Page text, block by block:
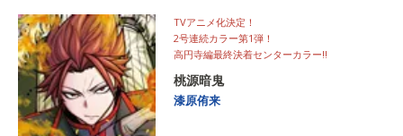
TVアニメ化決定！
2号連続カラー第1弾！
高円寺編最終決着センターカラー‼
桃源暗鬼
漆原侑来